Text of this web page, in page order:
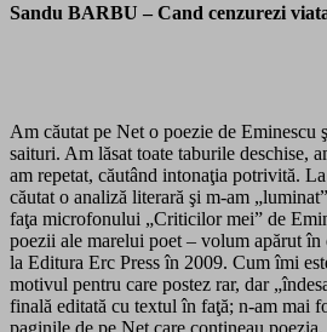
Sandu BARBU – Cand cenzurezi
Am căutat pe Net o poezie de Eminescu
saituri. Am lăsat toate taburile deschise,
am repetat, căutând intonaţia potrivită.
căutat o analiză literară şi m-am
faţa microfonului „Criticilor mei” de
poezii ale marelui poet – volum apărut în
la Editura Erc Press în 2009. Cum îmi
motivul pentru care postez rar, dar
finală editată cu textul în faţă; n-am mai
paginile de pe Net care conţineau